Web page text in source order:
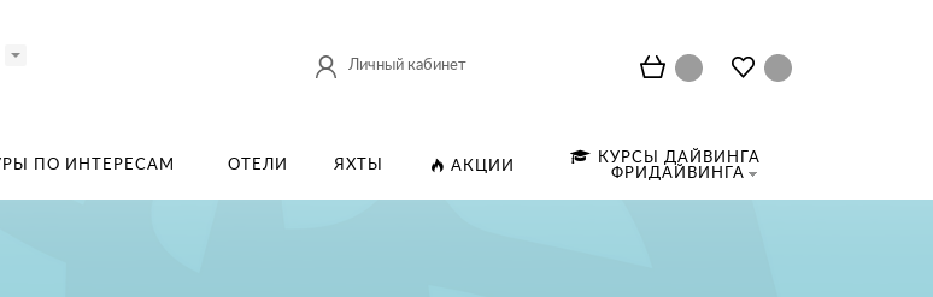
Личный кабинет
ПО ИНТЕРЕСАМ ОТЕЛИ ЯХТЫ АКЦИИ
КУРСЫ ДАЙВИНГА
ФРИДАЙВИНГА